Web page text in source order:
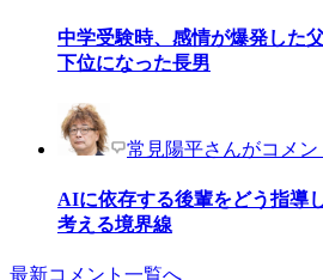
中学受験時、感情が爆発した
下位になった長男
常見陽平さんがコメン
AIに依存する後輩をどう指
考える境界線
最新コメント一覧へ